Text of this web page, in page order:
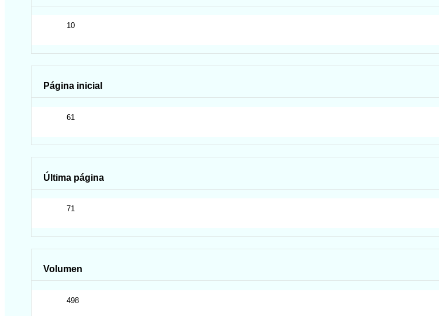
10
Página inicial
61
Última página
71
Volumen
498